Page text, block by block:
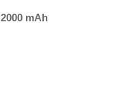
2000 mAh